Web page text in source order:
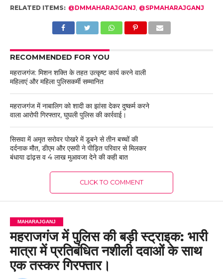
RELATED ITEMS: @DMMAHARAJGANJ @SPMAHARAJGANJ
RECOMMENDED FOR YOU
महराजगंज: मिशन शक्ति के तहत उत्कृष्ट कार्य करने वाली
महिलाएं और महिला पुलिसकर्मी सम्मानित
महराजगंज में नाबालिग को शादी का झांसा देकर दुष्कर्म करने
वाला आरोपी गिरफ्तार, घुघली पुलिस की कार्रवाई।
सिसवा में अमृत सरोवर पोखरे में डूबने से तीन बच्चों की
दर्दनाक मौत, डीएम और एसपी ने पीड़ित परिवार से मिलकर
बंधाया ढांढ़स व 4 लाख मुआवजा देने की कही बात
CLICK TO COMMENT
MAHARAJGANJ
महराजगंज में पुलिस की बड़ी स्ट्राइक: भारी
मात्रा में प्रतिबंधित नशीली दवाओं के साथ
एक तस्कर गिरफ्तार।